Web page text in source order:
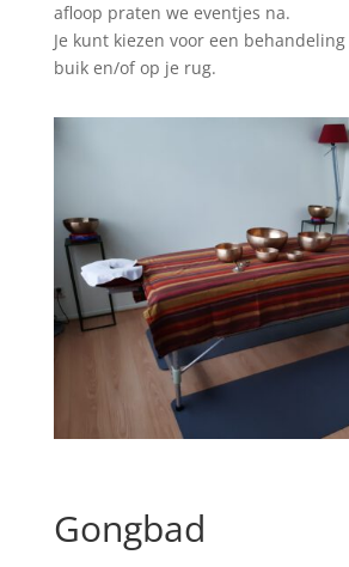
afloop praten we eventjes na.
Je kunt kiezen voor een
buik en/of op je rug.
Gongbad